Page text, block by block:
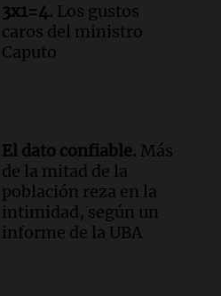
3x1=4. Los gustos
caros del ministro
Caputo
El dato confiable. Más
de la mitad de la
población reza en la
intimidad, según un
informe de la UBA